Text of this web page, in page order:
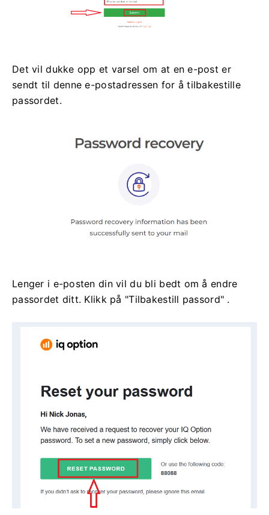
Det vil dukke opp et varsel om at en e-post er
sendt til denne e-postadressen for å tilbakestille
passordet.
Lenger i e-posten din vil du bli bedt om å endre
passordet ditt. Klikk på "Tilbakestill passord" .